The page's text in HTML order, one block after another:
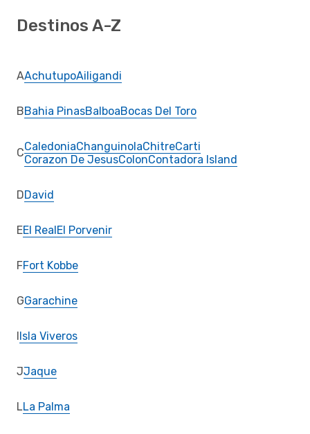
Destinos A-Z
AAchutupoAiligandi
BBahia PinasBalboaBocas Del Toro
CCaledoniaChanguinolaChitreCarti
Corazon De JesusColonContadora Island
DDavid
EEl RealEl Porvenir
FFort Kobbe
GGarachine
IIsla Viveros
JJaque
LLa Palma